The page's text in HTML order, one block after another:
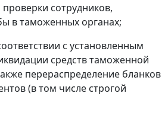
сотрудников,
в таможенных органах;
с установленным
средств таможенной
перераспределение бланков
(в том числе строгой